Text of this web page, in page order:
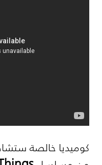
كوميديا خالصة